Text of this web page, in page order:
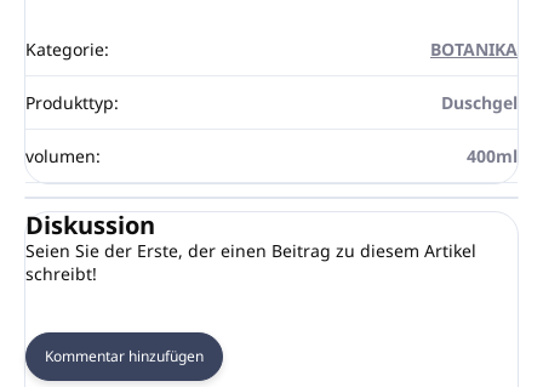
Kategorie: BOTANIKA
Produkttyp: Duschgel
volumen: 400ml
Diskussion
Seien Sie der Erste, der einen Beitrag zu diesem Artikel
schreibt!
Kommentar hinzufügen